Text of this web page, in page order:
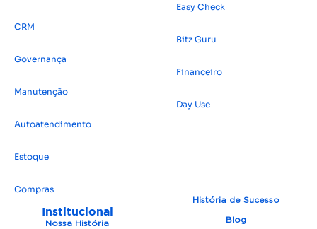
CRM
Governança
Manutenção
Autoatendimento
Estoque
Compras
Easy Check
Bitz Guru
Financeiro
Day Use
Institucional
Nossa História
História de Sucesso
Blog